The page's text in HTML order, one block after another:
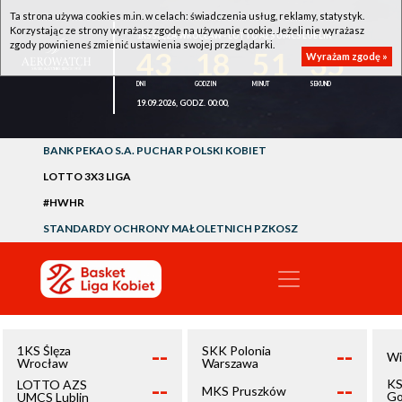
1KS ŚLĘZA WROCŁAW - LOTTO AZS UMCS LUBLIN
34
19.09.2026, GODZ. 00:00,
BANK PEKAO S.A. PUCHAR POLSKI KOBIET
LOTTO 3X3 LIGA
#HWHR
STANDARDY OCHRONY MAŁOLETNICH PZKOSZ
1KS Ślęza
Wrocław
--
LOTTO AZS
UMCS Lublin
--
SKK Polonia
Warszawa
--
MKS Pruszków --
Ta strona używa cookies m.in. w celach: świadczenia usług, reklamy, statystyk.
Korzystając ze strony wyrażasz zgodę na używanie cookie. Jeżeli nie wyrażasz
zgody powinieneś zmienić ustawienia swojej przeglądarki.
Wyrażam zgodę »